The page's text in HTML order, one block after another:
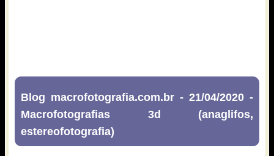
Blog macrofotografia.com.br - 21/04/2020 -
Macrofotografias 3d (anaglifos,
estereofotografia)